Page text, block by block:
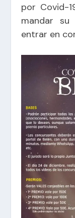
por Covid-
mandar su
entrar en